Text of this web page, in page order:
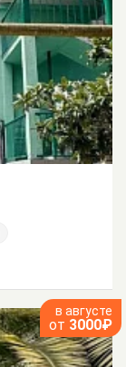
в августе
от 3000₽